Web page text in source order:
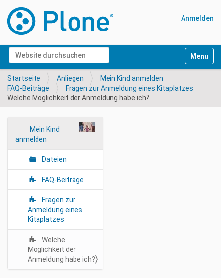
Website durchsuchen
Erweiterte Suche…
Anmelden
Startseite Anliegen
Mein Kind anmelden
FAQ-Beiträge
Fragen zur Anmeldung eines Kitaplatzes
Welche Möglichkeit der Anmeldung habe ich?
a
a
o
Mein Kind
anmelden
Dateien
FAQ-Beiträge
Fragen zur
Anmeldung eines
Kitaplatzes
Welche
Möglichkeit der
Anmeldung habe ich?